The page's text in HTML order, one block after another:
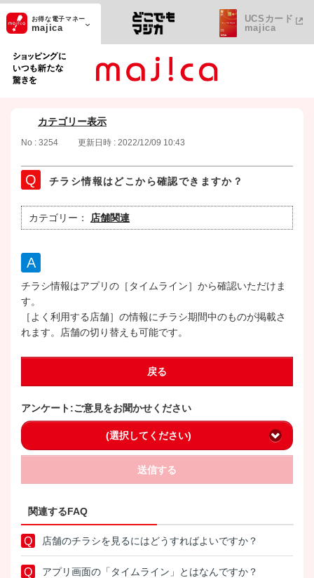
ショッピングにいつも新たな驚きを
お得な電子マネー
majica
UCSカード
majica
カテゴリー表示
No : 3254 更新日時 : 2022/12/09 10:43
チラシ情報はどこから確認できますか？
カテゴリー： 店舗関連
チラシ情報はアプリの［タイムライン］から確認いただけま
す。
［よく利用する店舗］の情報にチラシ期間中のものが掲載さ
れます。店舗の切り替えも可能です。
戻る
アンケート:ご意見をお聞かせください
(選択してください)
送信する
関連するFAQ
店舗のチラシを見るにはどうすればよいですか？
アプリ画面の「タイムライン」とはなんですか？